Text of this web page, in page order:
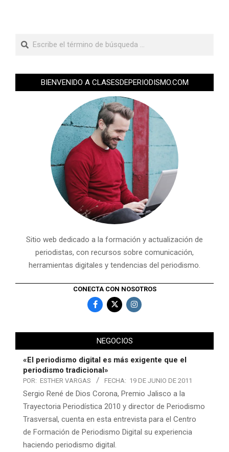
BIENVENIDO A CLASESDEPERIODISMO.COM
Sitio web dedicado a la formación y actualización de
periodistas, con recursos sobre comunicación,
herramientas digitales y tendencias del periodismo.
CONECTA CON NOSOTROS
NEGOCIOS
«El periodismo digital es más exigente que el
periodismo tradicional»
POR: ESTHER VARGAS FECHA: 19 DE JUNIO DE 2011
Sergio René de Dios Corona, Premio Jalisco a la
Trayectoria Periodística 2010 y director de Periodismo
Trasversal, cuenta en esta entrevista para el Centro
de Formación de Periodismo Digital su experiencia
haciendo periodismo digital.